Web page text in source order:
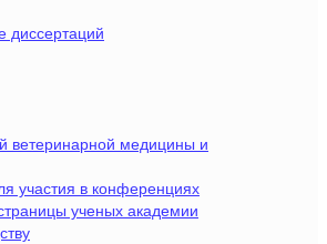
диссертаций
ветеринарной медицины и
участия в конференциях
ученых академии